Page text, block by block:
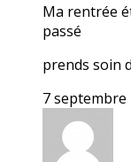
Ma rentrée
passé
prends soin
7 septembre